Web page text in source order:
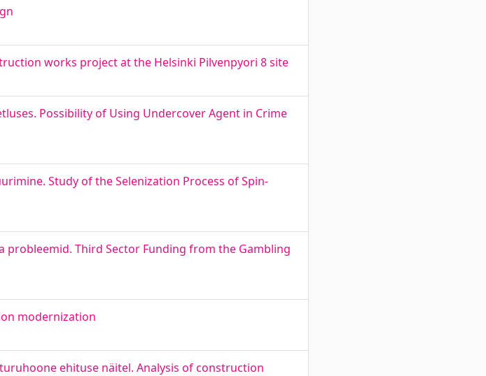
works project at the Helsinki Pilvenpyori 8 site
Possibility of Using Undercover Agent in Crime
Study of the Selenization Process of Spin-
Third Sector Funding from the Gambling
modernization
ehituse näitel. Analysis of construction